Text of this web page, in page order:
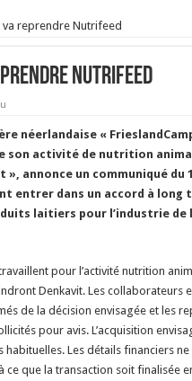
À l’est, un nouveau virus
va reprendre Nutrifeed
Nutrifeed
néerlandaise «
son activité de nutrition
annonce un communiqué du
entrer dans un accord à long
laitiers pour l’industrie
pour l’activité nutrition
Denkavit. Les collaborateurs
de la décision envisagée et les
pour avis. L’acquisition
habituelles. Les détails financiers
ce que la transaction soit finalisée